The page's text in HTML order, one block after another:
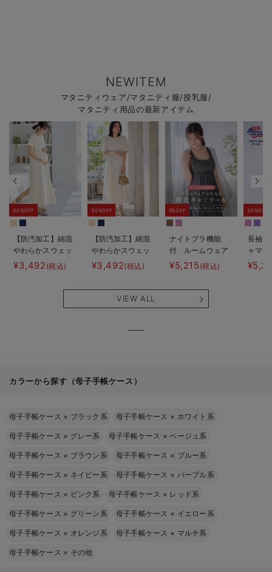
NEWITEM
マタニティウェア/マタニティ服/授乳服/
マタニティ用品の最新アイテム
30%OFF
【防汚加工】綿混
やわらかスウェッ
ト半袖ティアード
ネグリジェ マタ
¥3,492 (税込)
30%OFF
【防汚加工】綿混
やわらかスウェッ
ト半袖フレアワン
ピース マタニテ
も長く使える】
¥3,492(税込)
5%OFF
ナイトブラ機能
付 ルームウェア
にもなる授乳キャ
ミソール
¥5,215 (税込)
30%OFF
長袖サ
ャマ
ェー
VIEW ALL
カラーから探す（母子手帳ケース）
母子手帳ケース × ブラック系 母子手帳ケース × ホワイト系
母子手帳ケース × グレー系 母子手帳ケース ×ベージュ系
母子手帳ケース × ブラウン系 母子手帳ケース × ブルー系
母子手帳ケース × ネイビー系 母子手帳ケース × パープル系
母子手帳ケース × ピンク系 母子手帳ケース × レッド系
母子手帳ケース × グリーン系 母子手帳ケース × イエロー系
母子手帳ケース × オレンジ系 母子手帳ケース × マルチ系
母子手帳ケース × その他